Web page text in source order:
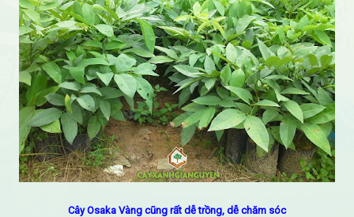
Cây Osaka Vàng cũng rất dễ trồng, dễ chăm sóc